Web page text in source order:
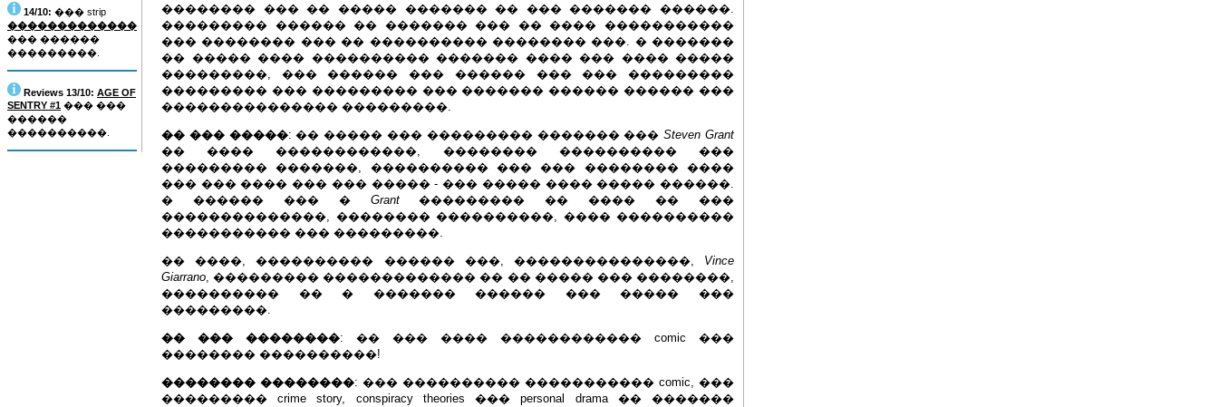
14/10: ��� strip
�������������
��� ������
���������.
Reviews 13/10: AGE OF
SENTRY #1 ��� ���
������
����������.
�������� ��� �� ����� ������� �� ��� ������� ������.
��������� ������ �� ������� ��� �� ���� �����������
��� �������� ��� �� ���������� �������� ���. � �������
�� ����� ���� ���������� ������� ���� ��� ���� �����
���������, ��� ������ ��� ������ ��� ��� ���������
��������� ��� ��������� ��� ������� ������ ������ ���
��������������� ���������.
�� ��� �����: �� ����� ��� ��������� ������� ���Steven Grant
�� ���� ������������, �������� ���������� ���
��������� �������, ���������� ��� ��� �������� ����
��� ��� ���� ��� ��� ����� - ��� ����� ���� ����� ������.
� ������ ��� � Grant��������� �� ���� �� ���
��������������, �������� ����������, ���� ����������
����������� ��� ���������.
�� ����, ���������� ������ ���, ���������������, Vince
Giarrano, ��������� ������������� �� �� ����� ��� ��������,
���������� �� � ������� ������ ��� ����� ���
���������.
�� ��� ��������: �� ��� ���� ������������ comic ���
�������� ����������!
�������� ��������: ��� ���������� ����������� comic, ���
��������� crime story, conspiracy theories ��� personal drama �� �������